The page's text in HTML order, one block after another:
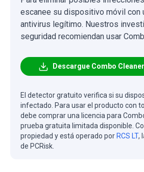
escanee su dispositivo móvil con
antivirus legítimo. Nuestros
seguridad recomiendan usar
Descargue Combo
El detector gratuito verifica si su
infectado. Para usar el producto con
debe comprar una licencia para
prueba gratuita limitada disponible.
propiedad y está operado por RCS LT,
de PCRisk.